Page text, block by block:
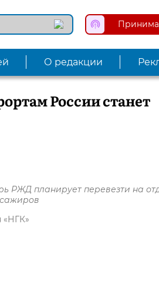
О редакции
России станет
РЖД планирует перевезти на
«НГК»